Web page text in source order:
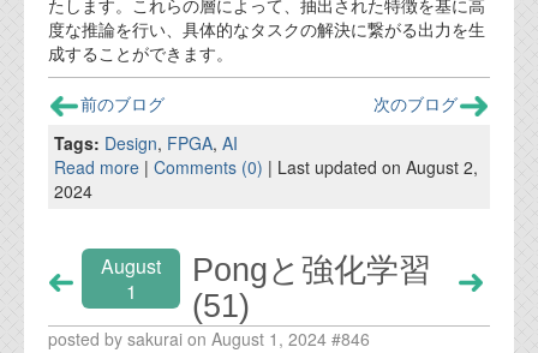
たします。これらの層によって、抽出された特徴を基に高
度な推論を行い、具体的なタスクの解決に繋がる出力を生
成することができます。
前のブログ
次のブログ
Tags: Design, FPGA, AI
Read more | Comments (0) | Last updated on August 2,
2024
August
1
Pongと強化学習
(51)
posted by sakurai on August 1, 2024 #846